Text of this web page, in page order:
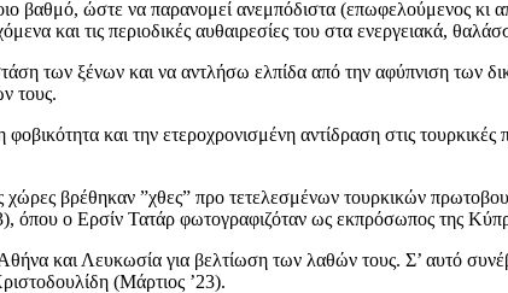
βαθμό, ώστε να παρανομεί ανεμπόδιστα (επωφελούμενος
και τις περιοδικές αυθαιρεσίες του στα ενεργειακά,
των ξένων και να αντλήσω ελπίδα από την αφύπνιση των
τους.
και την ετεροχρονισμένη αντίδραση στις
χώρες βρέθηκαν ”χθες” προ τετελεσμένων τουρκικών
όπου ο Ερσίν Τατάρ φωτογραφιζόταν ως εκπρόσωπος της
και Λευκωσία για βελτίωση των λαθών τους. Σ’ αυτό
(Μάρτιος ’23).